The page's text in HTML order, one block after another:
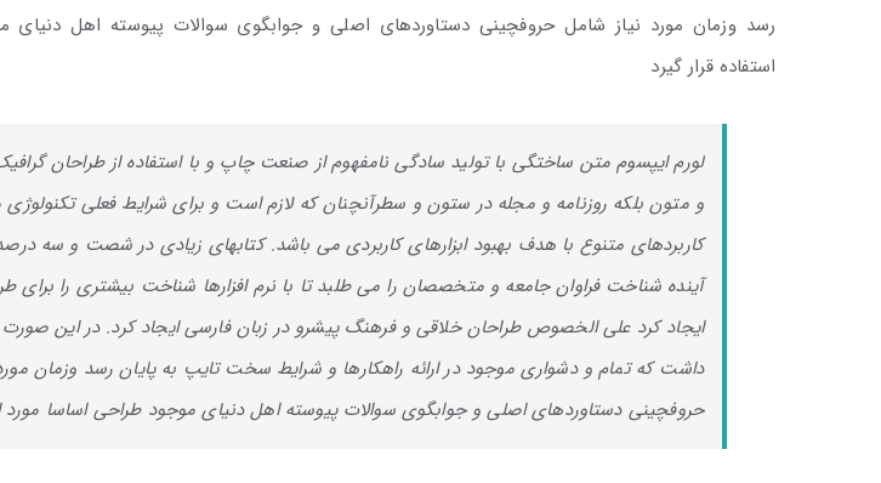
رسد وزمان مورد نیاز شامل حروفچینی دستاوردهای اصلی و جوابگوی سوالات پیوسته اهل دنیای
استفاده قرار گیرد
لورم ایپسوم متن ساختگی با تولید سادگی نامفهوم از صنعت چاپ و با استفاده از طراحان
و متون بلکه روزنامه و مجله در ستون و سطرآنچنان که لازم است و برای شرایط فعلی تکنولوژی
کاربردهای متنوع با هدف بهبود ابزارهای کاربردی می باشد. کتابهای زیادی در شصت و سه
آینده شناخت فراوان جامعه و متخصصان را می طلبد تا با نرم افزارها شناخت بیشتری را برای
ایجاد کرد علی الخصوص طراحان خلاقی و فرهنگ پیشرو در زبان فارسی ایجاد کرد. در این
داشت که تمام و دشواری موجود در ارائه راهکارها و شرایط سخت تایپ به پایان رسد وزمان
حروفچینی دستاوردهای اصلی و جوابگوی سوالات پیوسته اهل دنیای موجود طراحی اساسا مورد